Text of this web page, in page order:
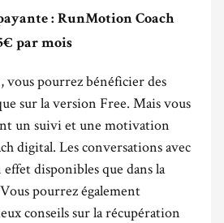
: RunMotion Coach
par mois
vous pourrez bénéficier des
sur la version Free. Mais vous
un suivi et une motivation
digital. Les conversations avec
disponibles que dans la
pourrez également
conseils sur la récupération